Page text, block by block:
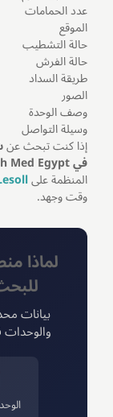
عدد الحمامات
الموقع
حالة التشطيب
حالة الفرش
طريقة السداد
الصور
وصف الوحدة
وسيلة التواصل
إذا كنت تبحث عن
في South Med Egypt
المنظمة على
وقت وجهد.
لماذا
بيانات